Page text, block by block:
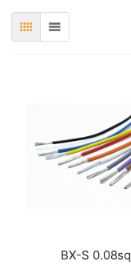
表 リスト
BX-S 0.08sq